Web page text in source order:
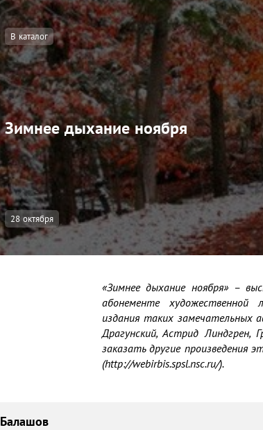
В каталог
Зимнее дыхание ноября
28 октября
«Зимнее дыхание ноября» –
абонементе художественной
издания таких замечательных
Драгунский, Астрид
заказать другие
(http://webirbis.spsl.nsc.ru/).